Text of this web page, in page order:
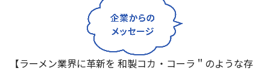
【ラーメン業界に革新を 和製コカ・コーラ＂のような存